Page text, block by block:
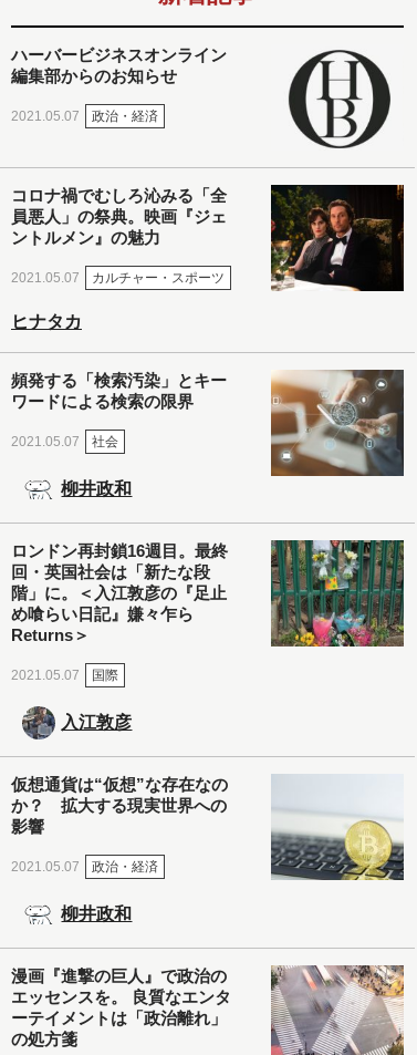
ハーバービジネスオンライン
編集部からのお知らせ
2021.05.07 政治・経済
コロナ禍でむしろ沁みる「全
員悪人」の祭典。映画『ジェ
ントルメン』の魅力
2021.05.07 カルチャー・スポーツ
ヒナタカ
頻発する「検索汚染」とキー
ワードによる検索の限界
2021.05.07 社会
柳井政和
ロンドン再封鎖16週目。最終
回・英国社会は「新たな段
階」に。＜入江敦彦の『足止
め喰らい日記』嫌々乍ら
Returns＞
2021.05.07 国際
入江敦彦
仮想通貨は“仮想”な存在なの
か？ 拡大する現実世界への
影響
2021.05.07 政治・経済
柳井政和
漫画『進撃の巨人』で政治の
エッセンスを。 良質なエンタ
ーテイメントは「政治離れ」
の処方箋